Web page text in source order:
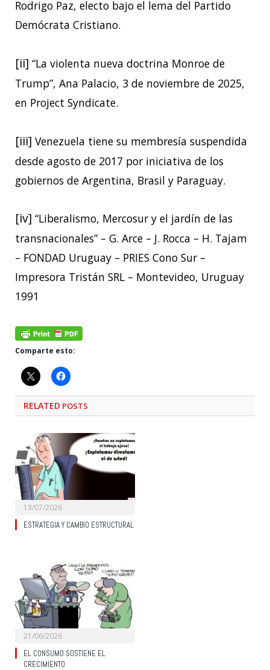
Rodrigo Paz, electo bajo el lema del Partido
Demócrata Cristiano.
[ii] “La violenta nueva doctrina Monroe de
Trump”, Ana Palacio, 3 de noviembre de 2025,
en Project Syndicate.
[iii] Venezuela tiene su membresía suspendida
desde agosto de 2017 por iniciativa de los
gobiernos de Argentina, Brasil y Paraguay.
[iv] “Liberalismo, Mercosur y el jardín de las
transnacionales” – G. Arce – J. Rocca – H. Tajam
– FONDAD Uruguay – PRIES Cono Sur –
Impresora Tristán SRL – Montevideo, Uruguay
1991
Comparte esto:
RELATED POSTS
13/07/2026
ESTRATEGIA Y CAMBIO ESTRUCTURAL
21/06/2026
EL CONSUMO SOSTIENE EL
CRECIMIENTO